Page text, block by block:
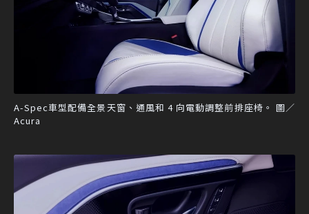
A-Spec車型配備全景天窗、通風和 4 向電動調整前排座椅。 圖／
Acura